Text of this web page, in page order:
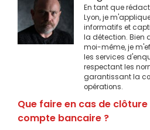
En tant que
Lyon, je
informatifs et
la détection. Bien
moi-même, je
les services
respectant les
garantissant la
opérations.
Que faire en cas de
compte bancaire ?